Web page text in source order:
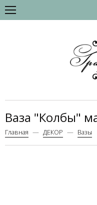
Ваза "Колбы"
Главная ДЕКОР Вазы